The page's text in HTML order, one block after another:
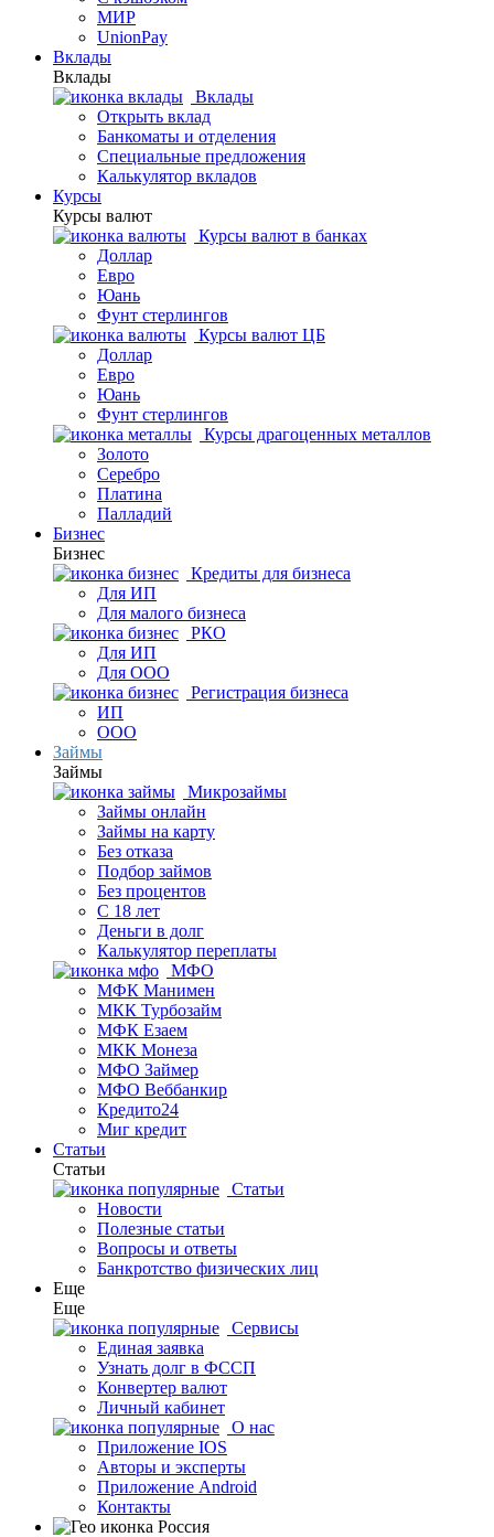
МИР
UnionPay
Вклады
Вклады
Вклады
Открыть вклад
Банкоматы и отделения
Специальные предложения
Калькулятор вкладов
Курсы
Курсы валют
Курсы валют в банках
Доллар
Евро
Юань
Фунт стерлингов
Курсы валют ЦБ
Доллар
Евро
Юань
Фунт стерлингов
Курсы драгоценных металлов
Золото
Серебро
Платина
Палладий
Бизнес
Бизнес
Кредиты для бизнеса
Для ИП
Для малого бизнеса
РКО
Для ИП
Для ООО
Регистрация бизнеса
ИП
ООО
Займы
Займы
Микрозаймы
Займы онлайн
Займы на карту
Без отказа
Подбор займов
Без процентов
С 18 лет
Деньги в долг
Калькулятор переплаты
МФО
МФК Манимен
МКК Турбозайм
МФК Езаем
МКК Монеза
МФО Займер
МФО Веббанкир
Кредито24
Миг кредит
Статьи
Статьи
Статьи
Новости
Полезные статьи
Вопросы и ответы
Банкротство физических лиц
Еще
Еще
Сервисы
Единая заявка
Узнать долг в ФССП
Конвертер валют
Личный кабинет
О нас
Приложение IOS
Авторы и эксперты
Приложение Android
Контакты
Россия